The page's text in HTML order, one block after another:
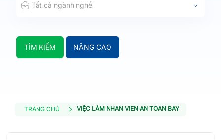
Tất cả ngành nghề
TÌM KIẾM NÂNG CAO
TRANG CHỦ VIỆC LÀM NHAN VIEN AN TOAN BAY